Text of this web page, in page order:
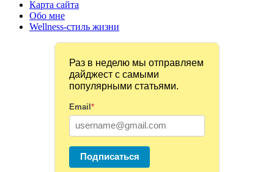
Карта сайта
Обо мне
Wellness-стиль жизни
Раз в неделю мы отправляем
дайджест с самыми
популярными статьями.
Email *
Подписаться